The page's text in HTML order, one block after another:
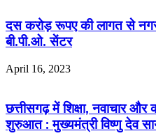
दस करोड़ रूपए की लागत से
बी.पी.ओ. सेंटर
April 16, 2023
छत्तीसगढ़ में शिक्षा, नवाचार
शुरुआत : मुख्यमंत्री विष्णु देव